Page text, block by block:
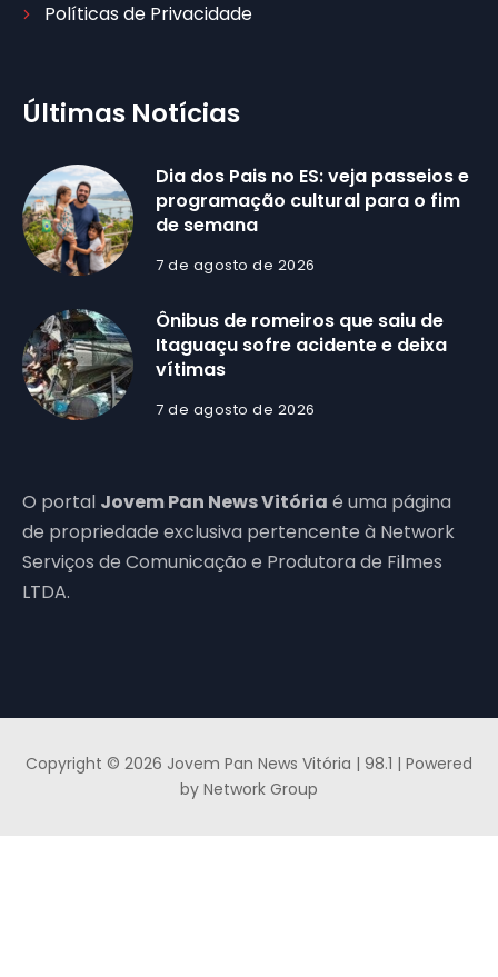
Políticas de Privacidade
Últimas Notícias
Dia dos Pais no ES: veja passeios e
programação cultural para o fim
de semana
7 de agosto de 2026
Ônibus de romeiros que saiu de
Itaguaçu sofre acidente e deixa
vítimas
7 de agosto de 2026
O portal Jovem Pan News Vitória é uma página
de propriedade exclusiva pertencente à Network
Serviços de Comunicação e Produtora de Filmes
LTDA.
Copyright © 2026 Jovem Pan News Vitória | 98.1 | Powered
by Network Group